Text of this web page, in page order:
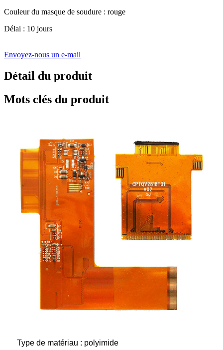
Couleur du masque de soudure : rouge
Délai : 10 jours
Envoyez-nous un e-mail
Détail du produit
Mots clés du produit
Type de matériau : polyimide